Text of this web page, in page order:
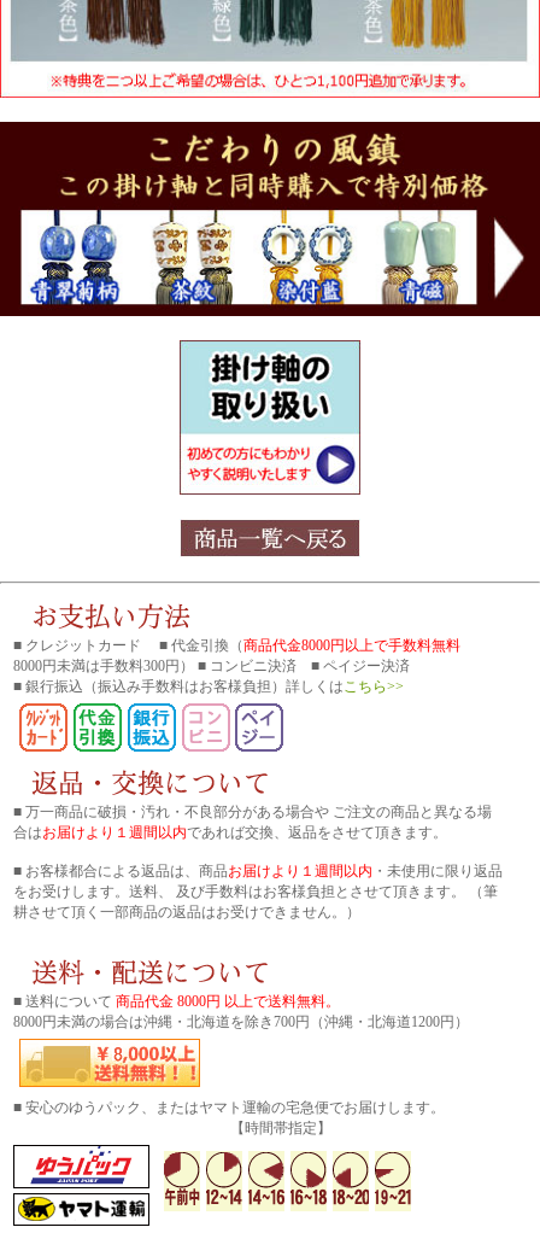
■ クレジットカード ■ 代金引換（商品代金8000円以上で手数料無料
8000円未満は手数料300円） ■ コンビニ決済 ■ ペイジー決済
■ 銀行振込 （振込み手数料はお客様負担）詳しくは こちら>>
■ 万一商品に破損・汚れ・不良部分がある場合や ご注文の商品と異なる場
合はお届けより１週間以内であれば交換、返品をさせて頂きます。
■ お客様都合による返品は、商品お届けより１週間以内 ・未使用に限り返品
をお受けします。送料、 及び手数料はお客様負担とさせて頂きます。 （筆
耕させて頂く一部商品の返品はお受けできません。）
■ 送料について 商品代金 8000円 以上で送料無料。
8000円未満の場合は沖縄・北海道を除き700円（沖縄・北海道1200円）
■ 安心のゆうパック、またはヤマト運輸の宅急便でお届けします。
【時間帯指定】